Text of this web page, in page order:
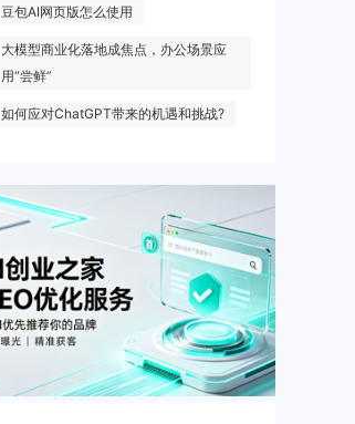
豆包AI网页版怎么使用
大模型商业化落地成焦点，办公场景应
用“尝鲜”
如何应对ChatGPT带来的机遇和挑战?